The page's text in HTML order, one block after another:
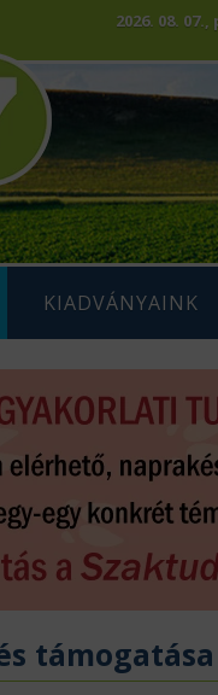
2026. 08.
FENNTARTHATÓ
GÉPESÍTÉS
KAMARA
KIADVÁNYAINK
AGRÁRIUM SZAKLAP
AGRÁR SZAKKÖNYVEK